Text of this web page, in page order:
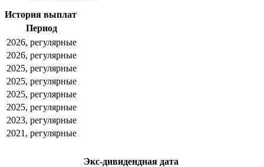
История выплат
Период
2026, регулярные
2026, регулярные
2025, регулярные
2025, регулярные
2025, регулярные
2025, регулярные
2023, регулярные
2021, регулярные
Экс-дивидендная дата